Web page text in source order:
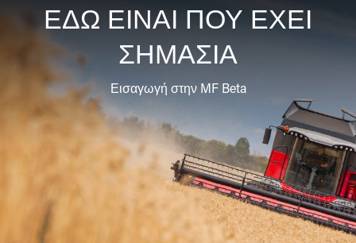
ΕΔΩ ΕΙΝΑΙ ΠΟΥ ΕΧΕΙ
ΣΗΜΑΣΙΑ
Εισαγωγή στην MF Beta